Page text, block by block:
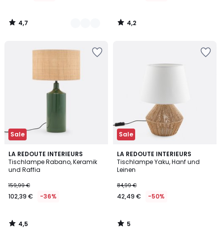
4,7
/
4,2
/
Sale
LA REDOUTE INTERIEURS
Tischlampe Rabano, Keramik
und Raffia
159,99 €
102,39 € -36%
4,5
/ 5
4,5
/
Sale
LA REDOUTE INTERIEURS
Tischlampe Yaku, Hanf und
Leinen
84,99 €
42,49 € -50%
5
/
5
5
/